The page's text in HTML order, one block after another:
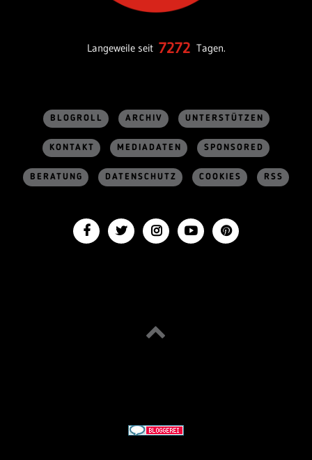
Langeweile seit 7272 Tagen.
BLOGROLL ARCHIV UNTERSTÜTZEN
KONTAKT MEDIADATEN SPONSORED
BERATUNG DATENSCHUTZ COOKIES RSS